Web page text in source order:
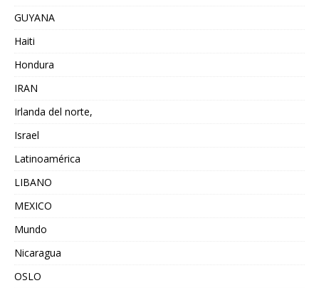
GUYANA
Haiti
Hondura
IRAN
Irlanda del norte,
Israel
Latinoamérica
LIBANO
MEXICO
Mundo
Nicaragua
OSLO